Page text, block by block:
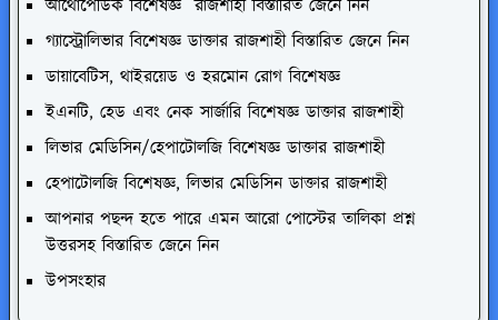
আর্থোপেডিক বিশেষজ্ঞ রাজশাহী বিস্তারিত জেনে নিন
গ্যাস্ট্রোলিভার বিশেষজ্ঞ ডাক্তার রাজশাহী বিস্তারিত জেনে নিন
ডায়াবেটিস, থাইরয়েড ও হরমোন রোগ বিশেষজ্ঞ
ইএনটি, হেড এবং নেক সার্জারি বিশেষজ্ঞ ডাক্তার রাজশাহী
লিভার মেডিসিন/হেপাটোলজি বিশেষজ্ঞ ডাক্তার রাজশাহী
হেপাটোলজি বিশেষজ্ঞ, লিভার মেডিসিন ডাক্তার রাজশাহী
আপনার পছন্দ হতে পারে এমন আরো পোস্টের তালিকা প্রশ্ন
উত্তরসহ বিস্তারিত জেনে নিন
উপসংহার